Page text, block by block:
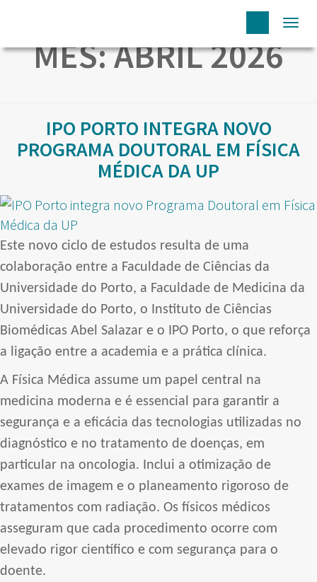
MÊS:ABRIL 2026
IPO PORTO INTEGRA NOVO
PROGRAMA DOUTORAL EM FÍSICA
MÉDICA DA UP
Este novo ciclo de estudos resulta de uma
colaboração entre a Faculdade de Ciências da
Universidade do Porto, a Faculdade de Medicina da
Universidade do Porto, o Instituto de Ciências
Biomédicas Abel Salazar e o IPO Porto, o que reforça
a ligação entre a academia e a prática clínica.
A Física Médica assume um papel central na
medicina moderna e é essencial para garantir a
segurança e a eficácia das tecnologias utilizadas no
diagnóstico e no tratamento de doenças, em
particular na oncologia. Inclui a otimização de
exames de imagem e o planeamento rigoroso de
tratamentos com radiação. Os físicos médicos
asseguram que cada procedimento ocorre com
elevado rigor científico e com segurança para o
doente.